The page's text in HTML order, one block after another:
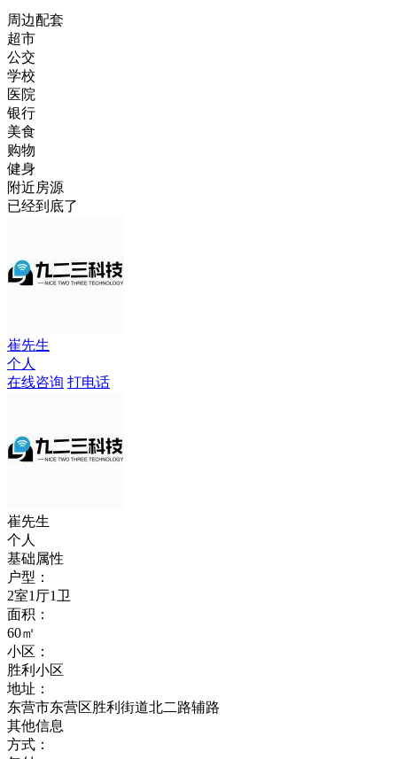
周边配套
超市
公交
学校
医院
银行
美食
购物
健身
附近房源
已经到底了
崔先生
个人
在线咨询 打电话
崔先生
个人
基础属性
户型：
2室1厅1卫
面积：
60㎡
小区：
胜利小区
地址：
东营市东营区胜利街道北二路辅路
其他信息
方式：